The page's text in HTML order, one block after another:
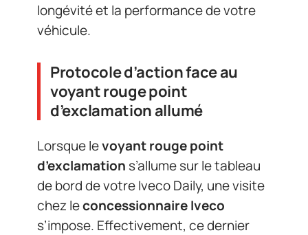
longévité et la performance de votre
véhicule.
Protocole d’action face au
voyant rouge point
d’exclamation allumé
Lorsque levoyant rouge point
d’exclamation s’allume sur le tableau
de bord de votre Iveco Daily, une visite
chez leconcessionnaire Iveco
s’impose. Effectivement, ce dernier